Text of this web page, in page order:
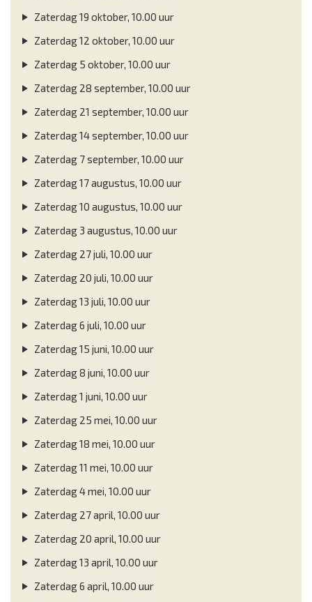
Zaterdag 19 oktober, 10.00 uur
Zaterdag 12 oktober, 10.00 uur
Zaterdag 5 oktober, 10.00 uur
Zaterdag 28 september, 10.00 uur
Zaterdag 21 september, 10.00 uur
Zaterdag 14 september, 10.00 uur
Zaterdag 7 september, 10.00 uur
Zaterdag 17 augustus, 10.00 uur
Zaterdag 10 augustus, 10.00 uur
Zaterdag 3 augustus, 10.00 uur
Zaterdag 27 juli, 10.00 uur
Zaterdag 20 juli, 10.00 uur
Zaterdag 13 juli, 10.00 uur
Zaterdag 6 juli, 10.00 uur
Zaterdag 15 juni, 10.00 uur
Zaterdag 8 juni, 10.00 uur
Zaterdag 1 juni, 10.00 uur
Zaterdag 25 mei, 10.00 uur
Zaterdag 18 mei, 10.00 uur
Zaterdag 11 mei, 10.00 uur
Zaterdag 4 mei, 10.00 uur
Zaterdag 27 april, 10.00 uur
Zaterdag 20 april, 10.00 uur
Zaterdag 13 april, 10.00 uur
Zaterdag 6 april, 10.00 uur